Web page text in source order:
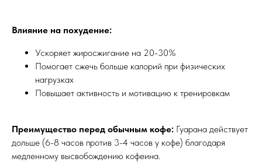
Влияние на похудение:
Ускоряет жиросжигание на 20-30%
Помогает сжечь больше калорий при физических
нагрузках
Повышает активность и мотивацию к тренировкам
Преимущество перед обычным кофе: Гуарана действует
дольше (6-8 часов против 3-4 часов у кофе) благодаря
медленному высвобождению кофеина.